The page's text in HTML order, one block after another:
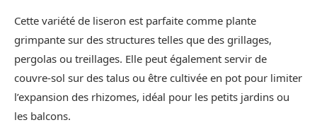
Cette variété de liseron est parfaite comme plante
grimpante sur des structures telles que des grillages,
pergolas ou treillages. Elle peut également servir de
couvre-sol sur des talus ou être cultivée en pot pour limiter
l’expansion des rhizomes, idéal pour les petits jardins ou
les balcons.